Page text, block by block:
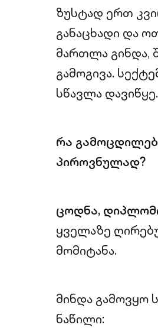
ზუსტად ერთ
განაცხადი და
მართლა გინდა,
გამოგივა.
სწავლა დავიწყე.
რა
პიროვნულად?
ცოდნა,
ყველაზე
მომიტანა.
მინდა გამოვყო
ნაწილი: